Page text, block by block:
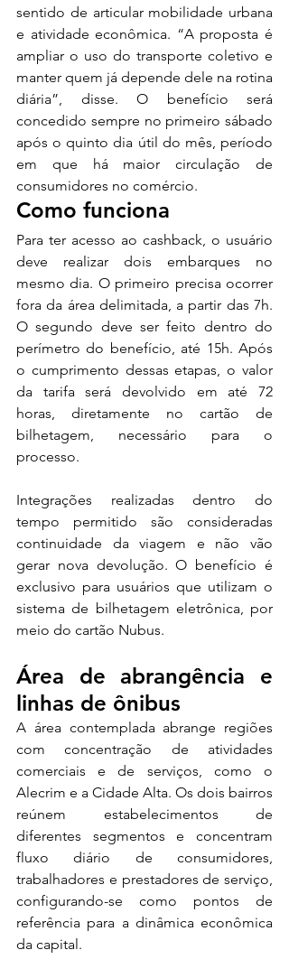
sentido de articular mobilidade urbana
e atividade econômica. “A proposta é
ampliar o uso do transporte coletivo e
manter quem já depende dele na rotina
diária”, disse. O benefício será
concedido sempre no primeiro sábado
após o quinto dia útil do mês, período
em que há maior circulação de
consumidores no comércio.
Como funciona
Para ter acesso ao cashback, o usuário
deve realizar dois embarques no
mesmo dia. O primeiro precisa ocorrer
fora da área delimitada, a partir das 7h.
O segundo deve ser feito dentro do
perímetro do benefício, até 15h. Após
o cumprimento dessas etapas, o valor
da tarifa será devolvido em até 72
horas, diretamente no cartão de
bilhetagem, necessário para o
processo.
Integrações realizadas dentro do
tempo permitido são consideradas
continuidade da viagem e não vão
gerar nova devolução. O benefício é
exclusivo para usuários que utilizam o
sistema de bilhetagem eletrônica, por
meio do cartão Nubus.
Área de abrangência e
linhas de ônibus
A área contemplada abrange regiões
com concentração de atividades
comerciais e de serviços, como o
Alecrim e a Cidade Alta. Os dois bairros
reúnem estabelecimentos de
diferentes segmentos e concentram
fluxo diário de consumidores,
trabalhadores e prestadores de serviço,
configurando-se como pontos de
referência para a dinâmica econômica
da capital.